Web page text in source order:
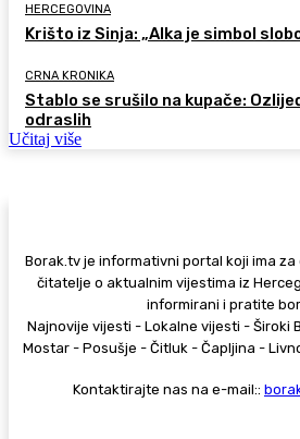
HERCEGOVINA
Krišto iz Sinja: „Alka je simbol
CRNA KRONIKA
Stablo se srušilo na kupače:
odraslih
Učitaj više
Borak.tv je informativni portal koji ima
čitatelje o aktualnim vijestima iz
informirani i pratite
Najnovije vijesti - Lokalne vijesti - Široki
Mostar - Posušje - Čitluk - Čapljina -
Kontaktirajte nas na e-mail::